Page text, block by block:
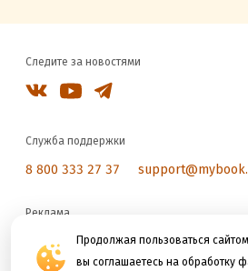
Продолжая пользоваться
вы соглашаетесь на обработку
Следите за новостями
Служба поддержки
8 800 333 27 37
Реклама
reklama@litres.ru